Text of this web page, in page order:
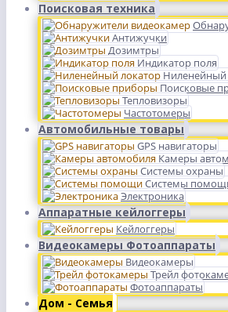
Поисковая техника
Антижучки
Дозимтры
Индикатор поля
Ниленейный
Поисковые
Тепловизоры
Частотомеры
Автомобильные товары
GPS навигаторы
Камеры
Системы охраны
Системы
Электроника
Аппаратные кейлоггеры
Кейлоггеры
Видеокамеры Фотоаппараты
Видеокамеры
Трейл
Фотоаппараты
Дом - Семья